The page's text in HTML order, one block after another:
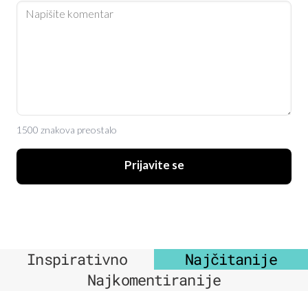
1500 znakova preostalo
Prijavite se
Inspirativno
Najčitanije
Najkomentiranije